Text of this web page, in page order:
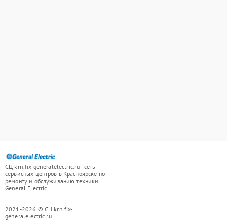
СЦ krn.fix-generalelectric.ru - сеть
сервисных центров в Красноярске по
ремонту и обслуживанию техники
General Electric
2021-2026 © СЦ krn.fix-
generalelectric.ru